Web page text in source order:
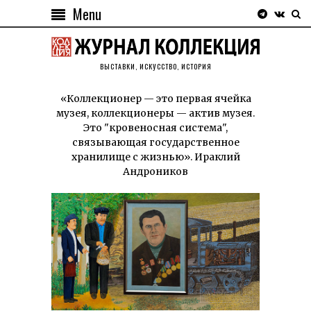
Menu
ВЫСТАВКИ, ИСКУССТВО, ИСТОРИЯ
«Коллекционер — это первая ячейка
музея, коллекционеры — актив музея.
Это "кровеносная система",
связывающая государственное
хранилище с жизнью». Ираклий
Андроников